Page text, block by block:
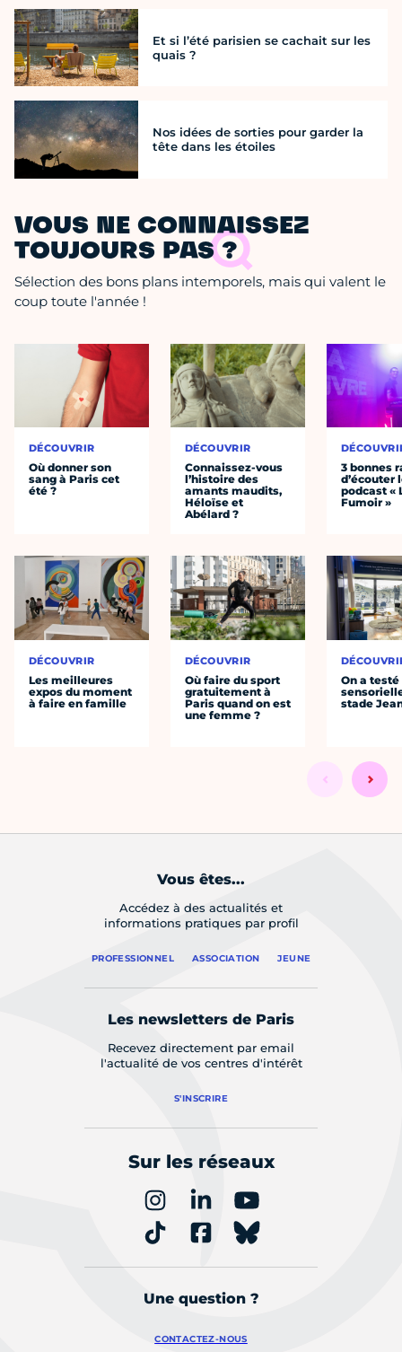
Et si l’été parisien se cachait sur les
quais ?
Nos idées de sorties pour garder la
tête dans les étoiles
VOUS NE CONNAISSEZ
TOUJOURS PAS ?
Sélection des bons plans intemporels, mais qui valent le
coup toute l'année !
DÉCOUVRIR
Où donner son
sang à Paris cet
été ?
DÉCOUVRIR
Les meilleures
expos du moment
à faire en famille
DÉCOUVRIR
Connaissez-vous
l’histoire des
amants maudits,
Héloïse et
Abélard ?
DÉCOUVRIR
Où faire du sport
gratuitement à
Paris quand on est
une femme ?
3 bonnes
d’écouter
podcast «
Fumoir »
On a
stade
Vous êtes...
Accédez à des actualités et
informations pratiques par profil
PROFESSIONNEL ASSOCIATION JEUNE
Les newsletters de Paris
Recevez directement par email
l'actualité de vos centres d'intérêt
S'INSCRIRE
Sur les réseaux
Une question ?
CONTACTEZ-NOUS